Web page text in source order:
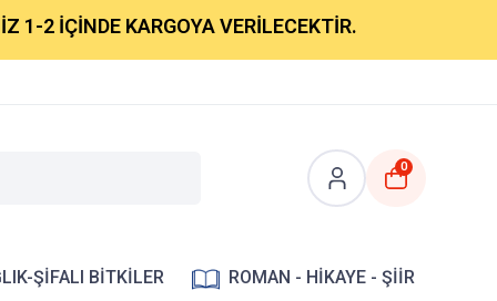
İÇİNDE KARGOYA VERİLECEKTİR.
0
ŞİFALI BİTKİLER ROMAN - HİKAYE - ŞİİR